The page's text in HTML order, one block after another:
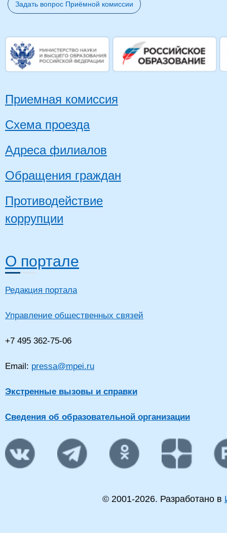
Задать вопрос Приёмной комиссии
Приемная комиссия
Схема проезда
Адреса филиалов
Обращения граждан
Противодействие
коррупции
О портале
Редакция портала
Управление общественных связей
+7 495 362-75-06
Email: pressa@mpei.ru
Экстренные вызовы и справки
Сведения об образовательной организации
© 2001-2026. Разработано в